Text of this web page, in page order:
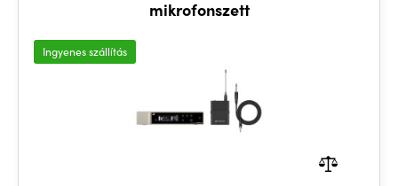
mikrofonszett
Ingyenes szállítás